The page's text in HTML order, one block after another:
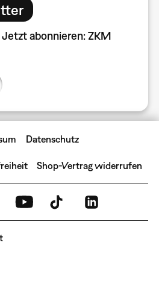
abonnieren: ZKM
Datenschutz
Shop-Vertrag widerrufen